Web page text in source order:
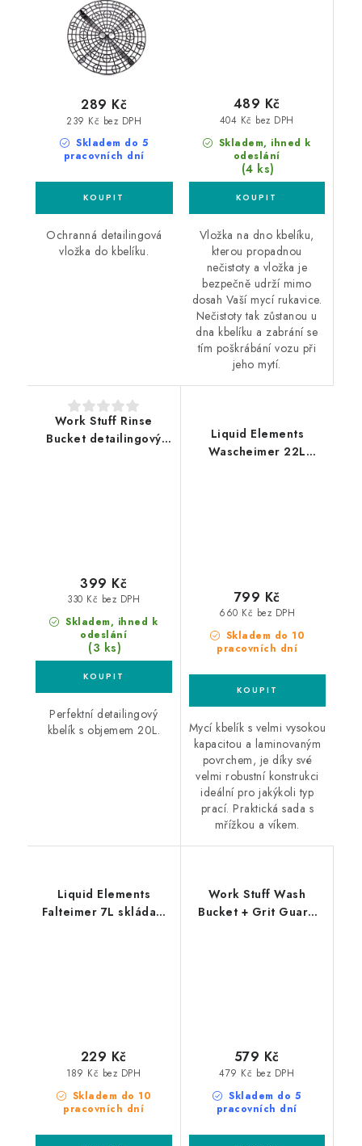
Skladem do 5
pracovních dní
239 Kč bez DPH
289 Kč
Ochranná detailingová
vložka do kbelíku.
Skladem, ihned k
odeslání
(4 ks)
404 Kč bez DPH
489 Kč
Vložka na dno kbelíku,
kterou propadnou
nečistoty a vložka je
bezpečně udrží mimo
dosah Vaší mycí rukavice.
Nečistoty tak zůstanou u
dna kbelíku a zabrání se
tím poškrábání vozu při
jeho mytí.
Work Stuff Rinse
Bucket detailingový
Skladem, ihned k
odeslání
(3 ks)
330 Kč bez DPH
399 Kč
Perfektní detailingový
kbelík s objemem 20L.
Liquid Elements
Wascheimer 22L
Skladem do 10
pracovních dní
660 Kč bez DPH
799 Kč
Mycí kbelík s velmi vysokou
kapacitou a laminovaným
povrchem, je díky své
velmi robustní konstrukci
ideální pro jakýkoli typ
prací. Praktická sada s
mřížkou a víkem.
Liquid Elements
Falteimer 7L skládací
Skladem do 10
pracovních dní
189 Kč bez DPH
229 Kč
Work Stuff Wash
Bucket + Grit Guard
Skladem do 5
pracovních dní
479 Kč bez DPH
579 Kč